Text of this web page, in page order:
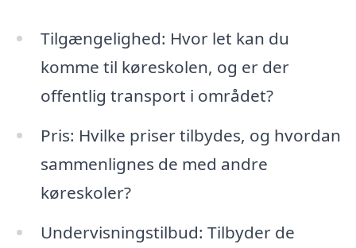
Tilgængelighed: Hvor let kan du
komme til køreskolen, og er der
offentlig transport i området?
Pris: Hvilke priser tilbydes, og hvordan
sammenlignes de med andre
køreskoler?
Undervisningstilbud: Tilbyder de